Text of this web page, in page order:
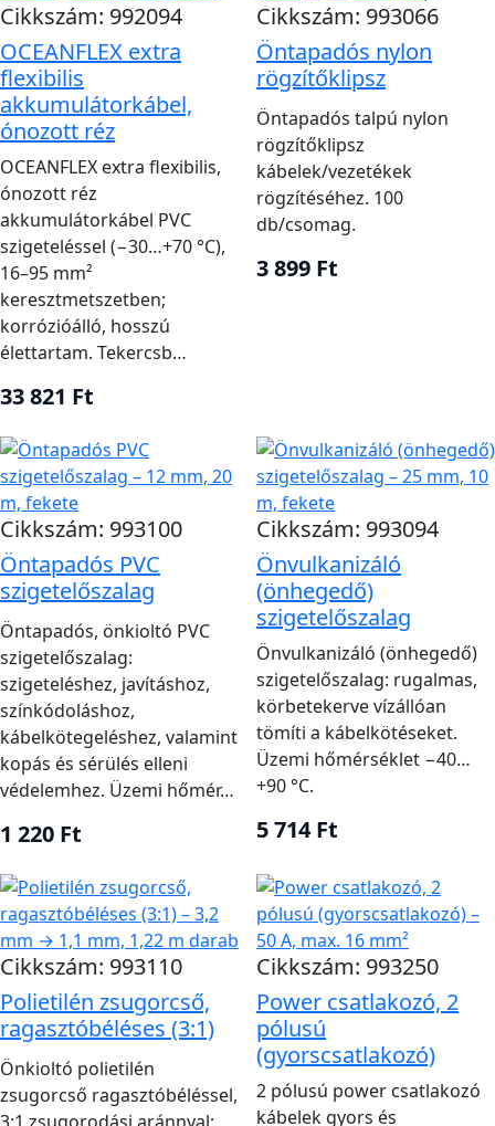
Cikkszám: 992094
OCEANFLEX extra
flexibilis
akkumulátorkábel,
ónozott réz
OCEANFLEX extra flexibilis,
ónozott réz
akkumulátorkábel PVC
szigeteléssel (−30…+70 °C),
16–95 mm²
keresztmetszetben;
korrózióálló, hosszú
élettartam. Tekercsb…
33 821 Ft
Cikkszám: 993066
Öntapadós nylon
rögzítőklipsz
Öntapadós talpú nylon
rögzítőklipsz
kábelek/vezetékek
rögzítéséhez. 100
db/csomag.
3 899 Ft
Cikkszám: 993100
Öntapadós PVC
szigetelőszalag
Öntapadós, önkioltó PVC
szigetelőszalag:
szigeteléshez, javításhoz,
színkódoláshoz,
kábelkötegeléshez, valamint
kopás és sérülés elleni
védelemhez. Üzemi hőmér…
1 220 Ft
Cikkszám: 993094
Önvulkanizáló
(önhegedő)
szigetelőszalag
Önvulkanizáló (önhegedő)
szigetelőszalag: rugalmas,
körbetekerve vízállóan
tömíti a kábelkötéseket.
Üzemi hőmérséklet −40…
+90 °C.
5 714 Ft
Cikkszám: 993110
Polietilén zsugorcső,
ragasztóbéléses (3:1)
Önkioltó polietilén
zsugorcső ragasztóbéléssel,
Cikkszám: 993250
Power csatlakozó, 2
pólusú
(gyorscsatlakozó)
2 pólusú power csatlakozó
kábelek gyors és